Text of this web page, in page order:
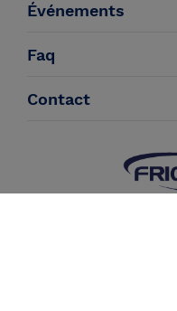
Événements
Faq
Contact